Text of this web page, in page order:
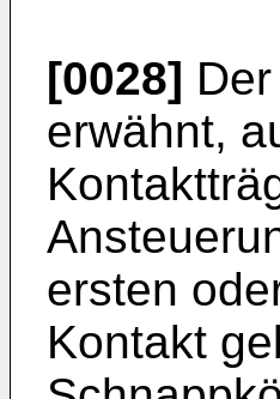
[0028]
erwähnt,
ersten
Kontakt